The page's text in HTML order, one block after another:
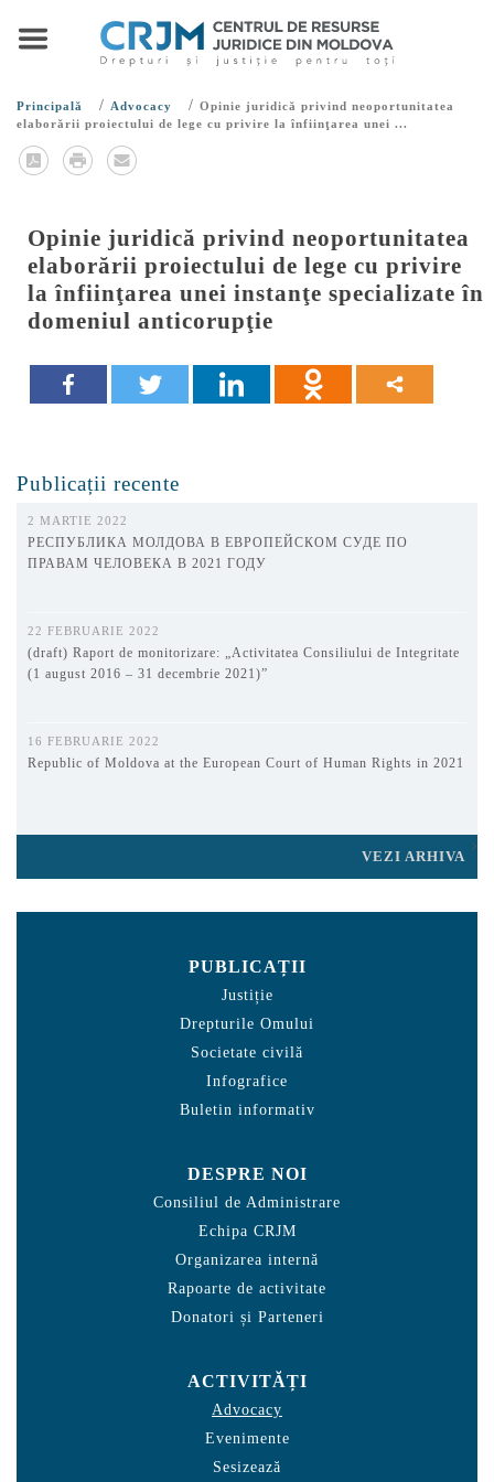
Principală / Advocacy / Opinie juridică privind neoportunitatea
elaborării proiectului de lege cu privire la înfiinţarea unei ...
Opinie juridică privind neoportunitatea
elaborării proiectului de lege cu privire
la înfiinţarea unei instanţe specializate în
domeniul anticorupţie
Publicații recente
2 MARTIE 2022
РЕСПУБЛИКА МОЛДОВА В ЕВРОПЕЙСКОМ СУДЕ ПО
ПРАВАМ ЧЕЛОВЕКА В 2021 ГОДУ
22 FEBRUARIE 2022
(draft) Raport de monitorizare: „Activitatea Consiliului de Integritate
(1 august 2016 – 31 decembrie 2021)”
16 FEBRUARIE 2022
Republic of Moldova at the European Court of Human Rights in 2021
VEZI ARHIVA
PUBLICAȚII
Justiție
Drepturile Omului
Societate civilă
Infografice
Buletin informativ
DESPRE NOI
Consiliul de Administrare
Echipa CRJM
Organizarea internă
Rapoarte de activitate
Donatori și Parteneri
ACTIVITĂȚI
Advocacy
Evenimente
Sesizează